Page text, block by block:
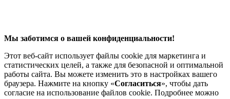
Мы заботимся о вашей конфиденциальности!
Этот веб-сайт использует файлы cookie для маркетинга и
статистических целей, а также для безопасной и оптимальной
работы сайта. Вы можете изменить это в настройках вашего
браузера. Нажмите на кнопку «Согласиться», чтобы дать
согласие на использование файлов cookie. Подробнее можно